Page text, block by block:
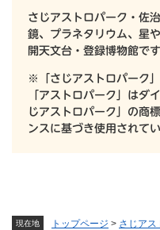
現在地 トップページ > さじアス
さじアストロパーク・佐
鏡、プラネタリウム、星
開天文台・登録博物館です
※「さじアストロパーク
「アストロパーク」はダ
じアストロパーク」の商
ンスに基づき使用されてい